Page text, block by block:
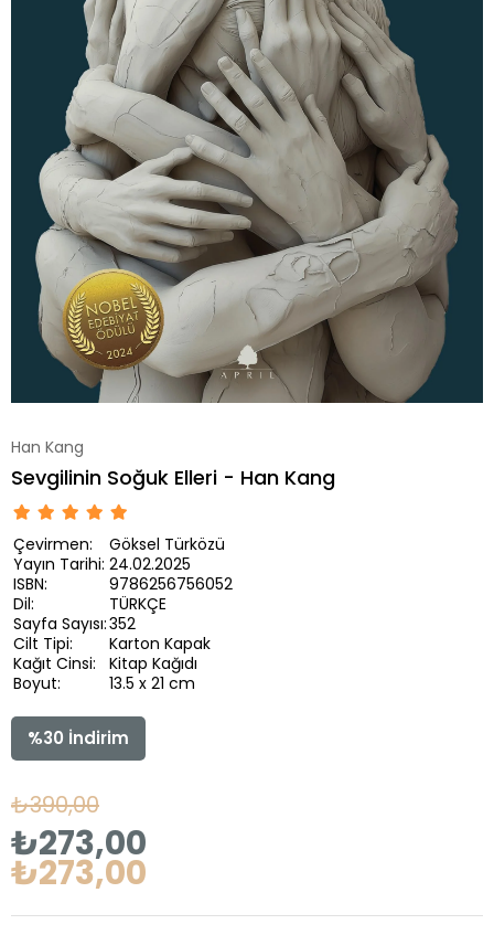
Han Kang
Sevgilinin Soğuk Elleri - Han Kang
Çevirmen:
Göksel Türközü
Yayın Tarihi: 24.02.2025
ISBN:
9786256756052
Dil:
TÜRKÇE
Sayfa Sayısı:352
Cilt Tipi:
Karton Kapak
Kağıt Cinsi:
Kitap Kağıdı
Boyut:
13.5 x 21 cm
%30 İndirim
₺390,00
₺273,00
₺273,00